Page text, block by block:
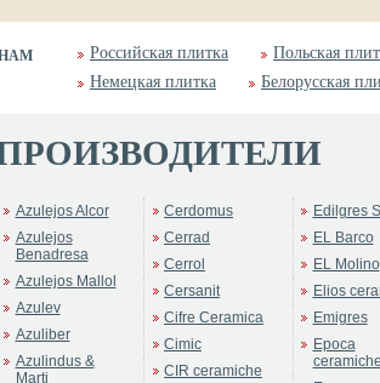
Российская плитка
Польская
Немецкая плитка
Белорусская
Azulejos Alcor
Azulejos
Benadresa
Azulejos Mallol
Azulev
Azuliber
Azulindus &
Marti
Cerdomus
Cerrad
Cerrol
Cersanit
Cifre Ceramica
Cimic
CIR ceramiche
Edilgres
EL Barco
EL Molino
Elios
Emigres
Epoca